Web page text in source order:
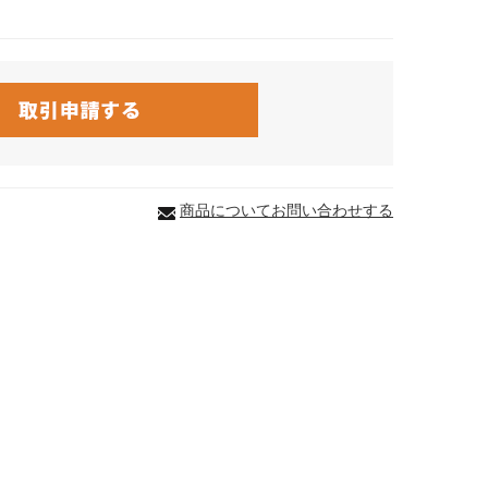
商品についてお問い合わせする